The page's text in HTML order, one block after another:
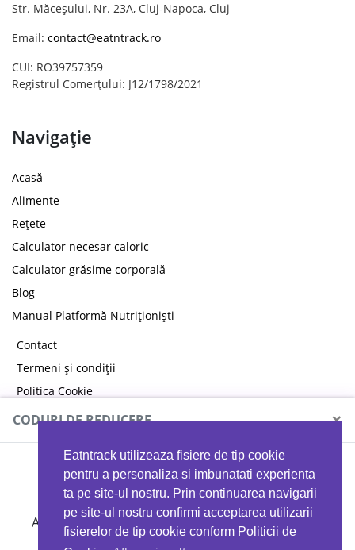
Eatntrack utilizeaza fisiere de tip cookie
pentru a personaliza si imbunatati experienta
ta pe site-ul nostru. Prin continuarea navigarii
pe site-ul nostru confirmi acceptarea utilizarii
fisierelor de tip cookie conform Politicii de
Str. Măceșului, Nr. 23A, Cluj-Napoca, Cluj
Email: contact@eatntrack.ro
CUI: RO39757359
Registrul Comerțului: J12/1798/2021
Navigație
Acasă
Alimente
Rețete
Calculator necesar caloric
Calculator grăsime corporală
Blog
Manual Platformă Nutriționiști
Contact
Termeni și condiții
Politica Cookie
Politica de confidențialitate
CODURI DE REDUCERE ×
MYPROTEIN
Ai 40%reducere la orice comandă folosind codul
EATTRACK